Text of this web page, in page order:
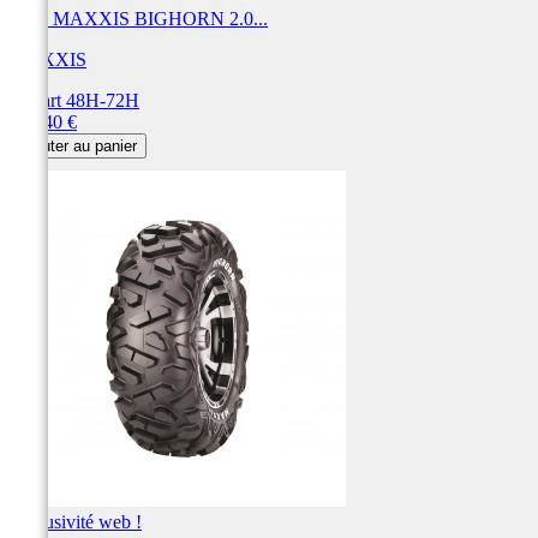
Pneu MAXXIS BIGHORN 2.0...
MAXXIS
Départ 48H-72H
291,40 €
Ajouter au panier
Exclusivité web !